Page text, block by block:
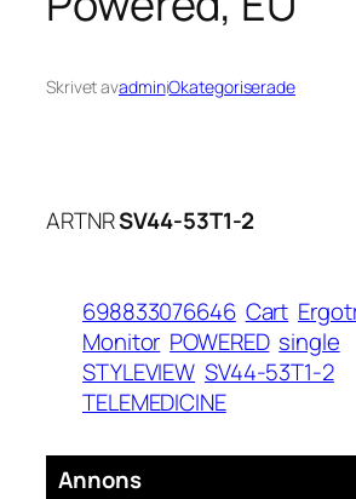
Skrivet avadminiOkategoriserade
ARTNRSV44-53T1-2
698833076646 Cart
Monitor POWERED single
STYLEVIEW SV44-53T1-2
TELEMEDICINE
Annons